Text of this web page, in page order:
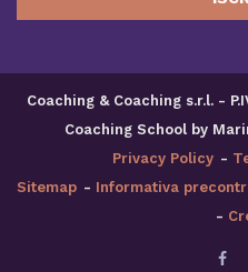
Coaching & Coaching s.r.l. -
Coaching School by
Privacy Policy -
Sitemap - Informativa
-